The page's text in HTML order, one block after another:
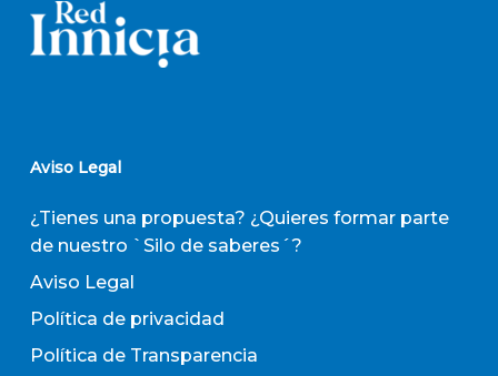
Aviso Legal
¿Tienes una propuesta? ¿Quieres formar parte
de nuestro `Silo de saberes´?
Aviso Legal
Política de privacidad
Política de Transparencia